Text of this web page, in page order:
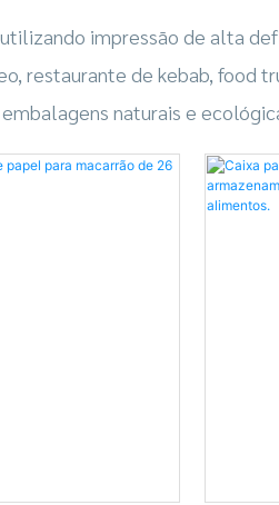
impressão de alta
restaurante de kebab, food
naturais e